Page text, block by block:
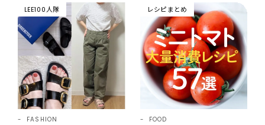
LEE100人隊
FASHION
レシピまとめ
FOOD